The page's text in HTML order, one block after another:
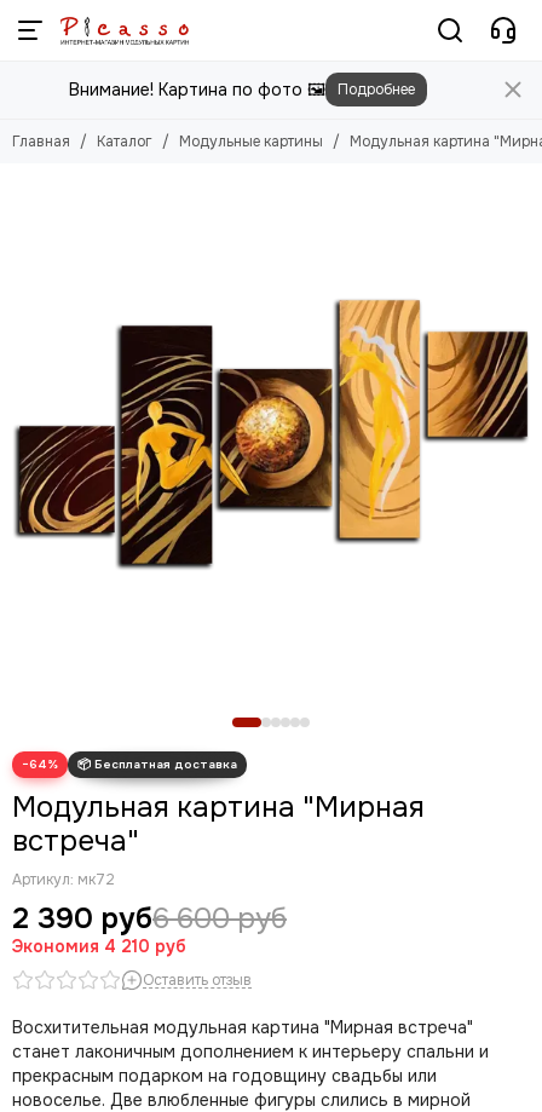
Модульные картины
Смотреть все товары
Для мужчин
Игры
Фильмы, Мультфильмы
Спорт
Космос
Новогодние картины
Внимание! Картина по фото 🖼️ Подробнее
Главная Каталог Модульные картины Модульная картина
−64%
Модульная картина "Мирная
встреча"
Артикул: мк72
2 390 руб6 600 руб
Экономия 4 210 руб
Оставить отзыв
Восхитительная модульная картина "Мирная встреча"
станет лаконичным дополнением к интерьеру спальни и
прекрасным подарком на годовщину свадьбы или
новоселье. Две влюбленные фигуры слились в мирной